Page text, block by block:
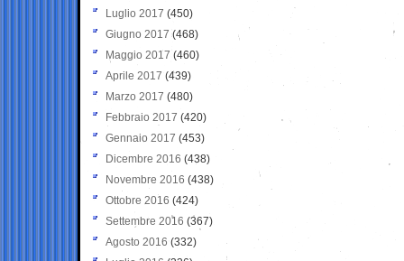
Luglio 2017 (450)
Giugno 2017 (468)
Maggio 2017 (460)
Aprile 2017 (439)
Marzo 2017 (480)
Febbraio 2017 (420)
Gennaio 2017 (453)
Dicembre 2016 (438)
Novembre 2016 (438)
Ottobre 2016 (424)
Settembre 2016 (367)
Agosto 2016 (332)